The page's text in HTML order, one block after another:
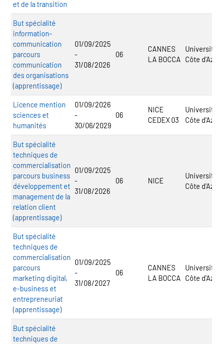
et de la transition
But spécialité
information-
communication
parcours
communication
des organisations
(apprentissage)
01/09/2025
-
31/08/2026
06
CANNES
LA BOCCA
Université
Côte d'Azur
Licence mention
sciences et
humanités
01/09/2026
-
30/06/2029
06
NICE
CEDEX 03
Université
Côte d'Azur
But spécialité
techniques de
commercialisation
parcours business
développement et
management de la
relation client
(apprentissage)
01/09/2025
-
31/08/2026
06 NICE
Université
Côte d'Azur
But spécialité
techniques de
commercialisation
parcours
marketing digital,
e-business et
entrepreneuriat
(apprentissage)
01/09/2025
-
31/08/2027
06
CANNES
LA BOCCA
Université
Côte d'Azur
But spécialité
techniques de